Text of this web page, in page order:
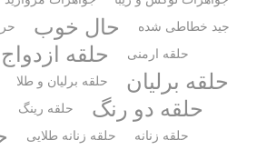
جید خطاطی شده
حال خوب
حلقه ارمنی حلقه ازدواج
حلقه برلیان حلقه برلیان و طلا
حلقه دو رنگ حلقه رینگ
حلقه زنانه
حلقه زنانه طلایی